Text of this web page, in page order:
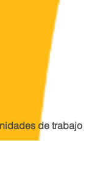
de trabajo